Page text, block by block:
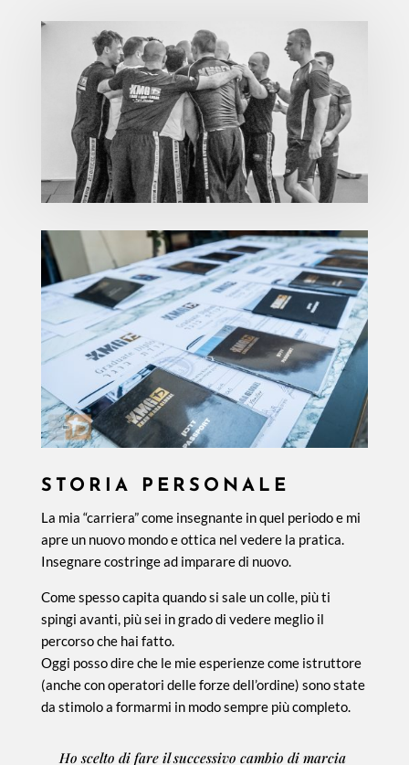
STORIA PERSONALE
La mia “carriera” come insegnante in quel periodo e mi
apre un nuovo mondo e ottica nel vedere la pratica.
Insegnare costringe ad imparare di nuovo.
Come spesso capita quando si sale un colle, più ti
spingi avanti, più sei in grado di vedere meglio il
percorso che hai fatto.
Oggi posso dire che le mie esperienze come istruttore
(anche con operatori delle forze dell’ordine) sono state
da stimolo a formarmi in modo sempre più completo.
Ho scelto di fare il successivo cambio di marcia